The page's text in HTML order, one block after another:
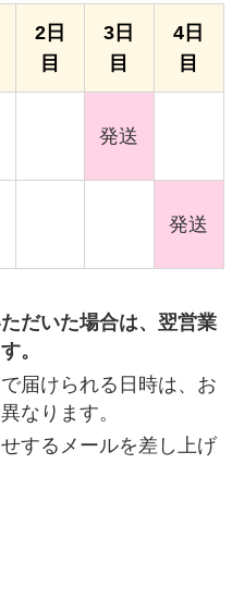
2日
目
3日
目
4日
目
発送
発送
だいた場合は、翌営業
。
届けられる日時は、お
なります。
するメールを差し上げ